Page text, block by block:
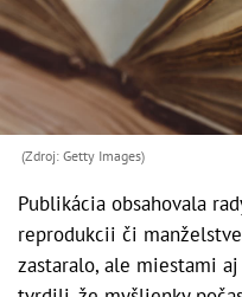
(Zdroj: Getty Images)
Publikácia obsahovala
reprodukcii či
zastaralo, ale miestami